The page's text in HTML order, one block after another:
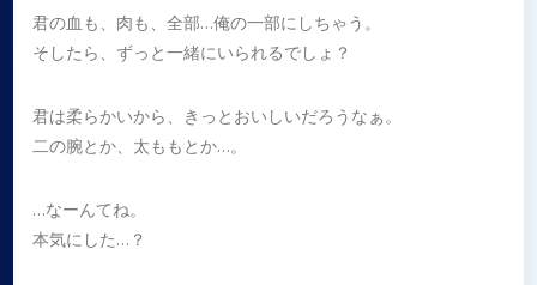
君の血も、肉も、全部…俺の一部にしちゃう。
そしたら、ずっと一緒にいられるでしょ？
君は柔らかいから、きっとおいしいだろうなぁ。
二の腕とか、太ももとか…。
…なーんてね。
本気にした…？